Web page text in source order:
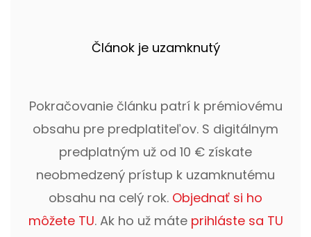
Článok je uzamknutý
Pokračovanie článku patrí k prémiovému
obsahu pre predplatiteľov. S digitálnym
predplatným už od 10 € získate
neobmedzený prístup k uzamknutému
obsahu na celý rok. Objednať si ho
môžete TU. Ak ho už máte prihláste sa TU